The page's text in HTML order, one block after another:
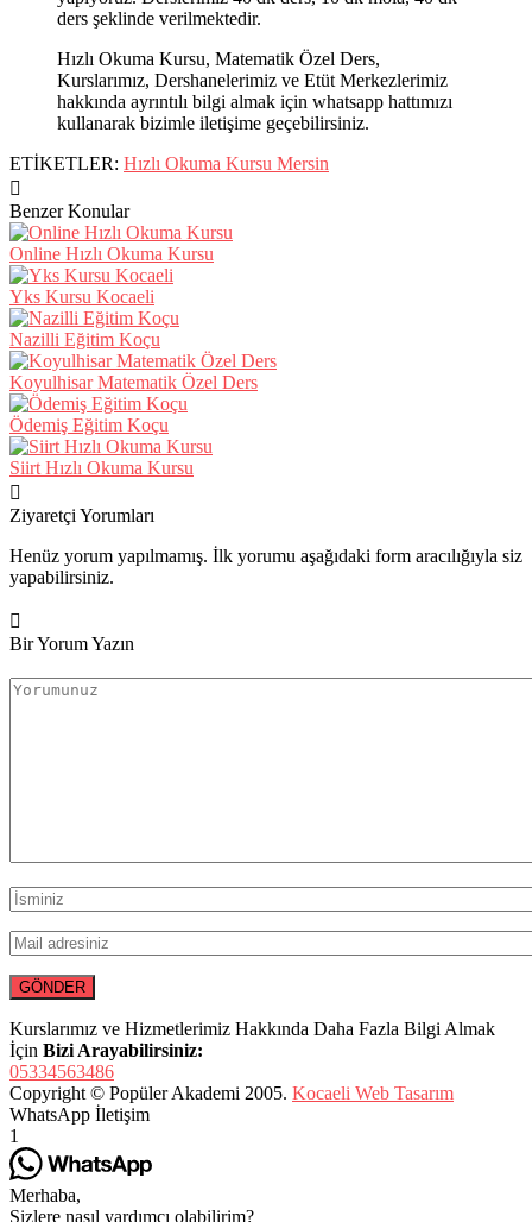
ders şeklinde verilmektedir.
Hızlı Okuma Kursu, Matematik Özel Ders,
Kurslarımız, Dershanelerimiz ve Etüt Merkezlerimiz
hakkında ayrıntılı bilgi almak için whatsapp hattımızı
kullanarak bizimle iletişime geçebilirsiniz.
ETİKETLER: Hızlı Okuma Kursu Mersin
Benzer Konular
Online Hızlı Okuma Kursu
Yks Kursu Kocaeli
Nazilli Eğitim Koçu
Koyulhisar Matematik Özel Ders
Ödemiş Eğitim Koçu
Siirt Hızlı Okuma Kursu
Ziyaretçi Yorumları
Henüz yorum yapılmamış. İlk yorumu aşağıdaki form aracılığıyla siz
yapabilirsiniz.
Bir Yorum Yazın
Kurslarımız ve Hizmetlerimiz Hakkında Daha Fazla Bilgi Almak
İçin Bizi Arayabilirsiniz:
05334563486
Copyright © Popüler Akademi 2005. Kocaeli Web Tasarım
WhatsApp İletişim
1
Merhaba,
Sizlere nasıl yardımcı olabilirim?